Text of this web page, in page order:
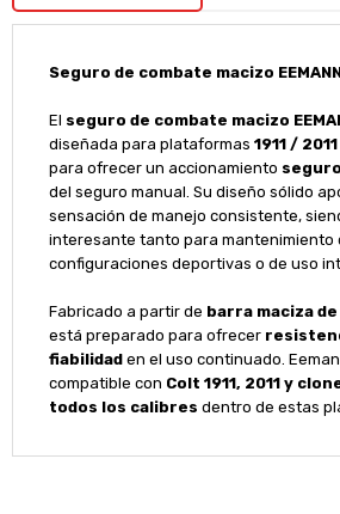
Seguro de combate macizo
El seguro de combate macizo
diseñada para plataformas 1911 /
para ofrecer un accionamiento
del seguro manual. Su diseño sólido
sensación de manejo consistente,
interesante tanto para mantenimiento
configuraciones deportivas o de uso
Fabricado a partir de barra maciza
está preparado para ofrecer
fiabilidaden el uso continuado.
compatible con Colt 1911, 2011 y
todos los calibres dentro de estas